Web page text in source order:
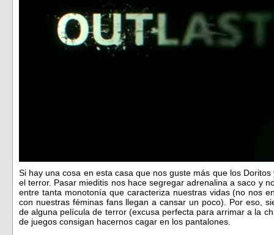
Si hay una cosa en esta casa que nos guste más que los
el terror. Pasar mieditis nos hace segregar adrenalina a saco y
entre tanta monotonía que caracteriza nuestras vidas (no nos
con nuestras féminas fans llegan a cansar un poco). Por eso,
de alguna película de terror (excusa perfecta para arrimar a la
de juegos consigan hacernos cagar en los pantalones.